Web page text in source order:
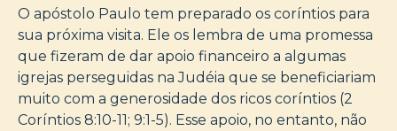
O apóstolo Paulo tem preparado os coríntios para
sua próxima visita. Ele os lembra de uma promessa
que fizeram de dar apoio financeiro a algumas
igrejas perseguidas na Judéia que se beneficiariam
muito com a generosidade dos ricos coríntios (2
Coríntios 8:10-11; 9:1-5). Esse apoio, no entanto, não